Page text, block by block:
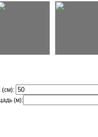
(см):
(м):